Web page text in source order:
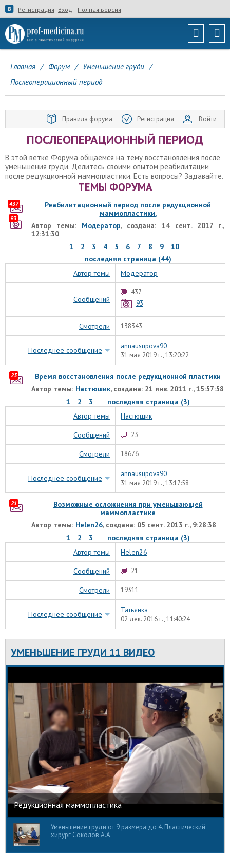
Регистрация Вход Полная версия
Главная / Форум / Уменьшение груди /
Послеоперационный период
Правила форума Регистрация Войти
ПОСЛЕОПЕРАЦИОННЫЙ ПЕРИОД
В этой ветке Форума общаемся на тему восстановления после
уменьшения груди. Делитесь своими опытом реабилитации
после редукционной маммопластики. Есть вопросы? Задавайте.
ТЕМЫ ФОРУМА
Реабилитационный период после редукционной
маммопластики.
Автор темы: Модератор, создана: 14 сент. 2017 г.,
12:31:30
1
2 3 4 5 6 7 8 9
10
последняя страница (44)
437
93
Автор темы Модератор
Сообщений
437
93
Смотрели 138343
Последнее сообщение
annausupova90
31 мая 2019 г., 13:20:22
Время восстановления после редукционной пластики
Автор темы: Настюшик, создана: 21 янв. 2011 г., 15:57:58
1
2 3 последняя страница (3)
23
Автор темы Настюшик
Сообщений 23
Смотрели 18676
Последнее сообщение
annausupova90
31 мая 2019 г., 13:17:58
Возможные осложнения при уменьшающей
маммопластике
Автор темы: Helen26, создана: 05 сент. 2013 г., 9:28:38
1
2 3 последняя страница (3)
21
Автор темы Helen26
Сообщений 21
Смотрели 19311
Последнее сообщение
Татьянка
02 дек. 2016 г., 11:40:24
УМЕНЬШЕНИЕ ГРУДИ 11 ВИДЕО
Редукционная маммопластика
Уменьшение груди от 9 размера до 4. Пластический
хирург Соколов А.А.